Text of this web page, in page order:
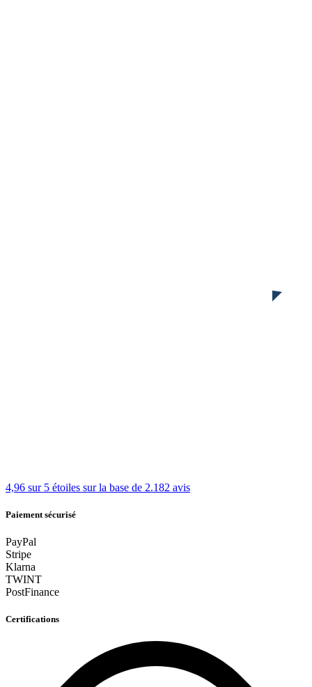
4,96 sur 5 étoiles sur la base de 2.182 avis
Paiement sécurisé
PayPal
Stripe
Klarna
TWINT
PostFinance
Certifications